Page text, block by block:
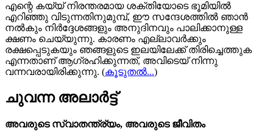
എന്റെ കയ്യ്‍ നിരന്തരമായ ശക്തിയോടെ ഭൂമിയിൽ
എറിഞ്ഞു വിടുന്നതിനുമുമ്പ്, ഈ സന്ദേശത്തിൽ ഞാൻ
നൽകും നിർദ്ദേശങ്ങളും അനുദിനവും പാലിക്കാനുള്ള
ക്ഷണം ചെയ്യുന്നു. കാരണം എല്ലാവർക്കും
രക്ഷപ്പെടുകയും ഞങ്ങളുടെ ഇലയിലേക്ക് തിരിച്ചെത്തുക
എന്നതാണ് ആഗ്രഹിക്കുന്നത്, അവിടെയ്‍ നിന്നു
വന്നവരായിരിക്കുന്നു. (കൂടുതൽ...)
ചുവന്ന അലാർട്ട്
അവരുടെ സ്വാതന്ത്ര്യം, അവരുടെ ജീവിതം